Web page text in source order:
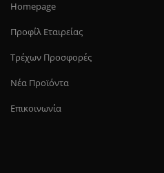
Homepage
Προφίλ Eταιρείας
Τρέχων Προσφορές
Νέα Προϊόντα
Επικοινωνία